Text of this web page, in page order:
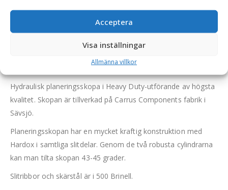
Acceptera
Visa inställningar
Allmänna villkor
Hydraulisk planeringsskopa i Heavy Duty-utförande av högsta
kvalitet. Skopan är tillverkad på Carrus Components fabrik i
Sävsjö.
Planeringsskopan har en mycket kraftig konstruktion med
Hardox i samtliga slitdelar. Genom de två robusta cylindrarna
kan man tilta skopan 43-45 grader.
Slitribbor och skärstål är i 500 Brinell.